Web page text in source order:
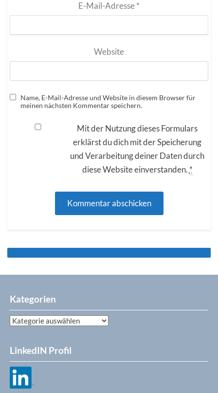
E-Mail-Adresse*
Website
Name, E-Mail-Adresse und Website in diesem Browser für
meinen nächsten Kommentar speichern.
Mit der Nutzung dieses Formulars
erklärst du dich mit der Speicherung
und Verarbeitung deiner Daten durch
diese Website einverstanden. *
Kategorien
Kategorien
LinkedIN Profil